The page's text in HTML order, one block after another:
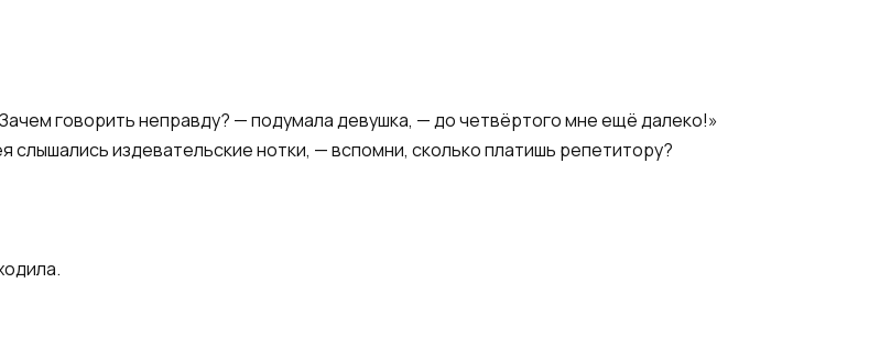
говорить неправду? — подумала девушка, — до четвёртого мне ещё далеко!»
слышались издевательские нотки, — вспомни, сколько платишь репетитору?